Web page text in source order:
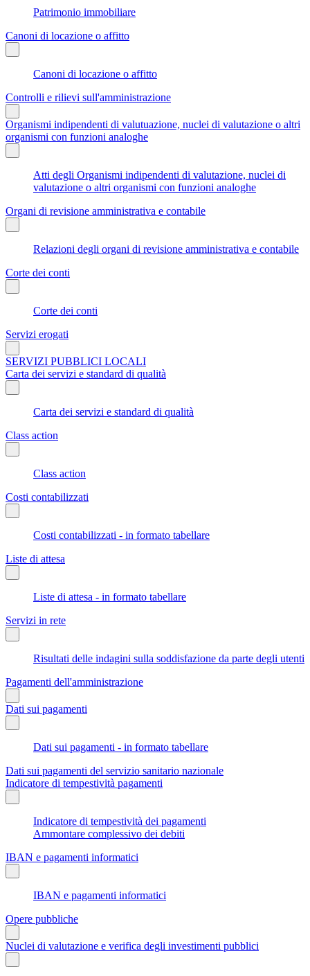
Patrimonio immobiliare
Canoni di locazione o affitto
Canoni di locazione o affitto
Controlli e rilievi sull'amministrazione
Organismi indipendenti di valutuazione, nuclei di valutazione o altri
organismi con funzioni analoghe
Atti degli Organismi indipendenti di valutazione, nuclei di
valutazione o altri organismi con funzioni analoghe
Organi di revisione amministrativa e contabile
Relazioni degli organi di revisione amministrativa e contabile
Corte dei conti
Corte dei conti
Servizi erogati
SERVIZI PUBBLICI LOCALI
Carta dei servizi e standard di qualità
Carta dei servizi e standard di qualità
Class action
Class action
Costi contabilizzati
Costi contabilizzati - in formato tabellare
Liste di attesa
Liste di attesa - in formato tabellare
Servizi in rete
Risultati delle indagini sulla soddisfazione da parte degli utenti
Pagamenti dell'amministrazione
Dati sui pagamenti
Dati sui pagamenti - in formato tabellare
Dati sui pagamenti del servizio sanitario nazionale
Indicatore di tempestività pagamenti
Indicatore di tempestività dei pagamenti
Ammontare complessivo dei debiti
IBAN e pagamenti informatici
IBAN e pagamenti informatici
Opere pubbliche
Nuclei di valutazione e verifica degli investimenti pubblici